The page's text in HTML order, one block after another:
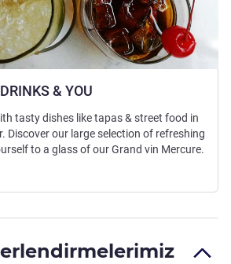
& YOU
tasty dishes like tapas & street food in
Discover our large selection of refreshing
to a glass of our Grand vin Mercure.